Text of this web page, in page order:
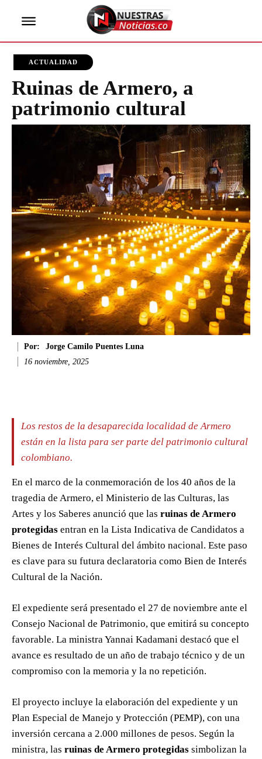
ACTUALIDAD
Ruinas de Armero, a
patrimonio cultural
Por:
Jorge Camilo Puentes Luna
16 noviembre, 2025
Los restos de la desaparecida localidad de Armero
están en la lista para ser parte del patrimonio cultural
colombiano.
En el marco de la conmemoración de los 40 años de la
tragedia de Armero, el Ministerio de las Culturas, las
Artes y los Saberes anunció que las ruinas de Armero
protegidas entran en la Lista Indicativa de Candidatos a
Bienes de Interés Cultural del ámbito nacional. Este paso
es clave para su futura declaratoria como Bien de Interés
Cultural de la Nación.
El expediente será presentado el 27 de noviembre ante el
Consejo Nacional de Patrimonio, que emitirá su concepto
favorable. La ministra Yannai Kadamani destacó que el
avance es resultado de un año de trabajo técnico y de un
compromiso con la memoria y la no repetición.
El proyecto incluye la elaboración del expediente y un
Plan Especial de Manejo y Protección (PEMP), con una
inversión cercana a 2.000 millones de pesos. Según la
ministra, las ruinas de Armero protegidas simbolizan la